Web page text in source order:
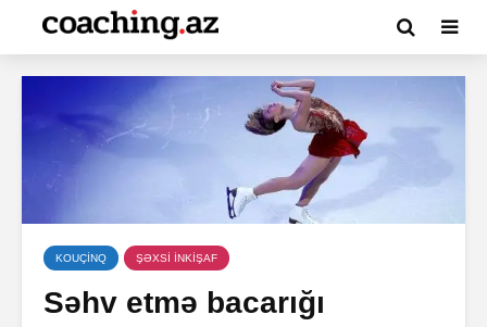
KOUÇİNQ ŞƏXSİ İNKİŞAF
Səhv etmə bacarığı